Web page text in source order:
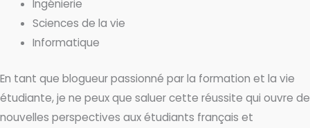
Ingénierie
Sciences de la vie
Informatique
En tant que blogueur passionné par la formation et la vie
étudiante, je ne peux que saluer cette réussite qui ouvre de
nouvelles perspectives aux étudiants français et